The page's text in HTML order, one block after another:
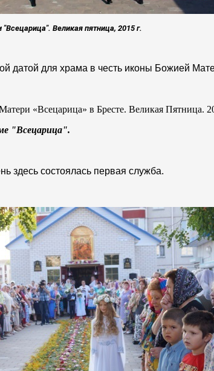
Великая пятница, 2015 г.
датой для храма в честь иконы Божией
"Всецарица".
здесь состоялась первая служба.